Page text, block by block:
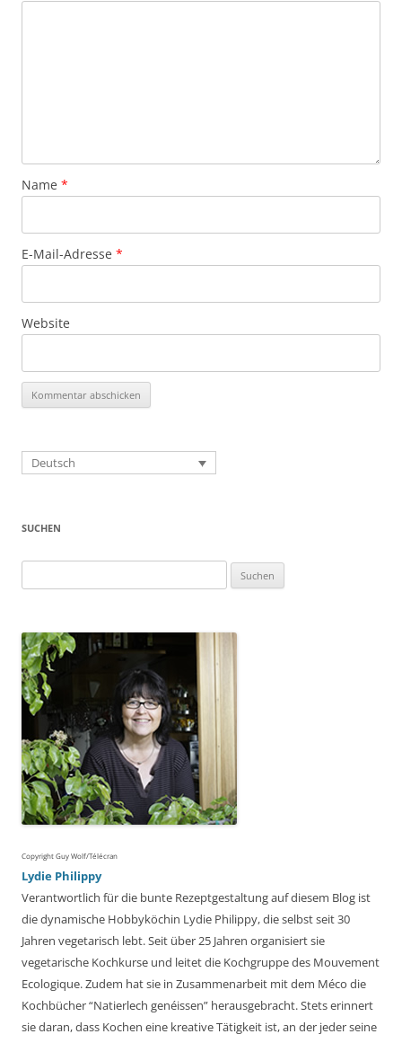
Name *
E-Mail-Adresse *
Website
Deutsch
SUCHEN
nach:
Copyright Guy Wolf/Télécran
Lydie Philippy
Verantwortlich für die bunte Rezeptgestaltung auf diesem Blog ist
die dynamische Hobbyköchin Lydie Philippy, die selbst seit 30
Jahren vegetarisch lebt. Seit über 25 Jahren organisiert sie
vegetarische Kochkurse und leitet die Kochgruppe des Mouvement
Ecologique. Zudem hat sie in Zusammenarbeit mit dem Méco die
Kochbücher “Natierlech genéissen” herausgebracht. Stets erinnert
sie daran, dass Kochen eine kreative Tätigkeit ist, an der jeder seine